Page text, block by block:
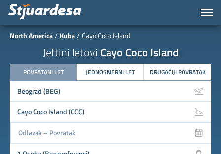
North America Kuba Cayo Coco Island
Jeftini letovi Cayo Coco Island
POVRATANI LET JEDNOSMERNI LET DRUGAČIJI POVRATAK